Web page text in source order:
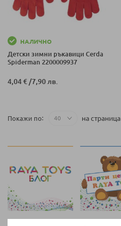
НАЛИЧНО
Детски зимни ръкавици Cerda
Spiderman 2200009937
4,04 € /7,90 лв.
Покажи по на страница